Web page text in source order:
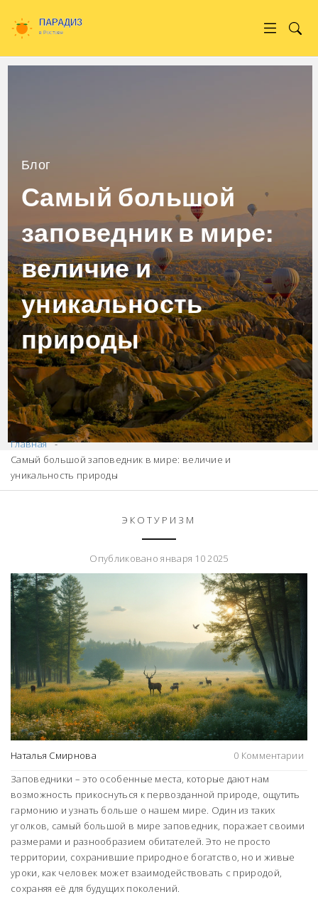
Блог
Самый большой
заповедник в мире:
величие и
уникальность
природы
Главная
Самый большой заповедник в мире: величие и
уникальность природы
ЭКОТУРИЗМ
Опубликовано января 10 2025
Наталья Смирнова
0 Комментарии
Заповедники – это особенные места, которые дают нам
возможность прикоснуться к первозданной природе, ощутить
гармонию и узнать больше о нашем мире. Один из таких
уголков, самый большой в мире заповедник, поражает своими
размерами и разнообразием обитателей. Это не просто
территории, сохранившие природное богатство, но и живые
уроки, как человек может взаимодействовать с природой,
сохраняя её для будущих поколений.